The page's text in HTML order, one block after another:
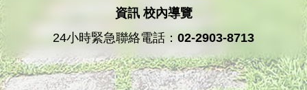
資訊 校內導覽
24小時緊急聯絡電話： 02-2903-8713